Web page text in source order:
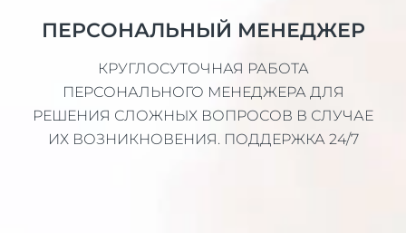
ПЕРСОНАЛЬНЫЙ МЕНЕДЖЕР
КРУГЛОСУТОЧНАЯ РАБОТА
ПЕРСОНАЛЬНОГО МЕНЕДЖЕРА ДЛЯ
РЕШЕНИЯ СЛОЖНЫХ ВОПРОСОВ В СЛУЧАЕ
ИХ ВОЗНИКНОВЕНИЯ. ПОДДЕРЖКА 24/7